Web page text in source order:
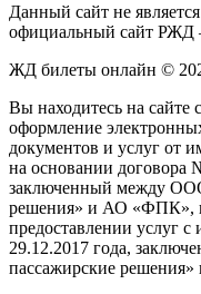
Данный сайт не
официальный сайт РЖД
ЖД билеты онлайн ©
Вы находитесь на сайте
оформление
документов и услуг от
на основании договора
заключенный между
решения» и АО «ФПК»,
предоставлении услуг
29.12.2017 года,
пассажирские